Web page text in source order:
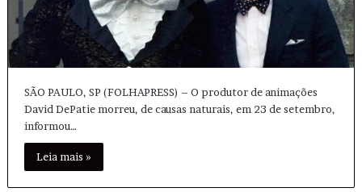
SÃO PAULO, SP (FOLHAPRESS) – O produtor de animações
David DePatie morreu, de causas naturais, em 23 de setembro,
informou…
Leia mais »